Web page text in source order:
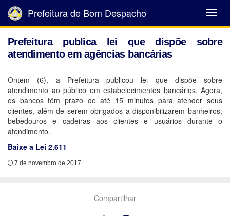
Abrir
Menu
Prefeitura de Bom Despacho
Prefeitura publica lei que dispõe sobre
atendimento em agências bancárias
Ontem (6), a Prefeitura publicou lei que dispõe sobre
atendimento ao público em estabelecimentos bancários. Agora,
os bancos têm prazo de até 15 minutos para atender seus
clientes, além de serem obrigados a disponibilizarem banheiros,
bebedouros e cadeiras aos clientes e usuários durante o
atendimento.
Baixe a Lei 2.611
7 de novembro de 2017
Compartilhar